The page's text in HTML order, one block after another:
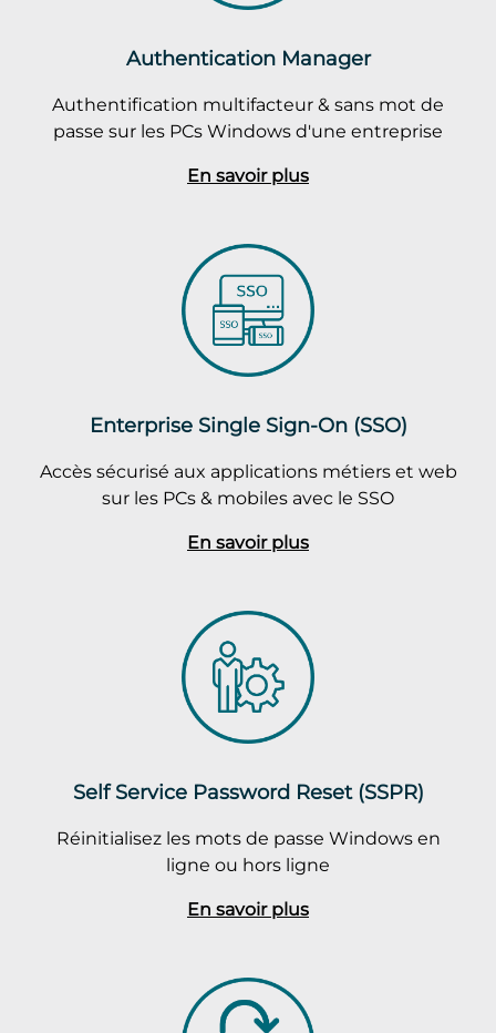
Authentication Manager
Authentification multifacteur & sans mot de
passe sur les PCs Windows d'une entreprise
En savoir plus
Enterprise Single Sign-On (SSO)
Accès sécurisé aux applications métiers et web
sur les PCs & mobiles avec le SSO
En savoir plus
Self Service Password Reset (SSPR)
Réinitialisez les mots de passe Windows en
ligne ou hors ligne
En savoir plus